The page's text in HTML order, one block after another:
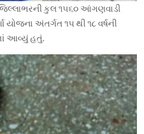
કુલ ૧૫૬૦ આંગણવાડી
યોજના અંતર્ગત ૧૫ થી ૧૮ વર્ષની
આવ્યું હતું.